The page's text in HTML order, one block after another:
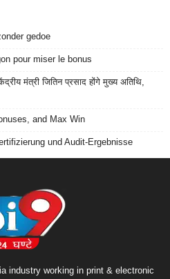
gedoe
pour miser le bonus
मंत्री जितिन प्रसाद होंगे मुख्य अतिथि,
and Max Win
und Audit-Ergebnisse
industry working in print & electronic